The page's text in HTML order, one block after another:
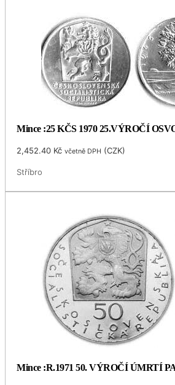
Mince :25 KČS 1970 25.VÝROČÍ
2,452.40 Kč včetně DPH (CZK)
Stříbro
Mince :R.1971 50. VÝROČÍ ÚMRTÍ